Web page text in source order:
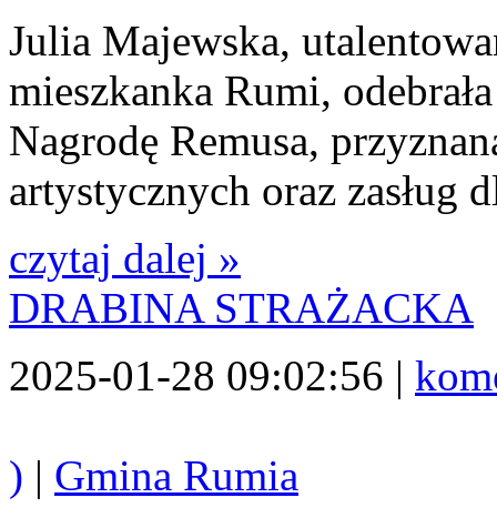
Julia Majewska,
mieszkanka Rumi,
Nagrodę Remusa,
artystycznych oraz zasług
czytaj dalej »
DRABINA STRAŻACKA
2025-01-28 09:02:56 |
) | Gmina Rumia